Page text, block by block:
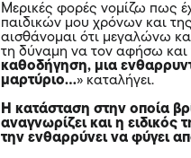
Μερικές φορές νομίζω πως
παιδικών μου χρόνων και
αισθάνομαι ότι μεγαλώνω
τη δύναμη να τον αφήσω
καθοδήγηση, μια
μαρτύριο…» καταλήγει.
Η κατάσταση στην οποία
αναγνωρίζει και η
την ενθαρρύνει να φύγει